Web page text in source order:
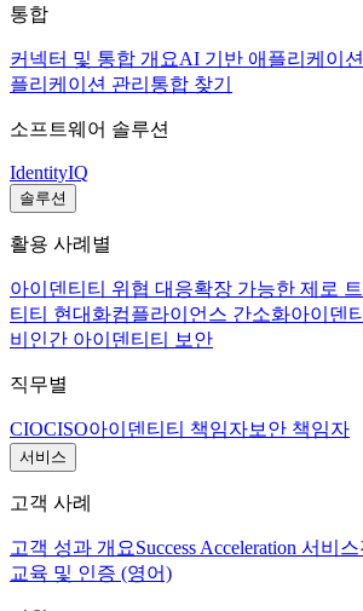
통합
커넥터 및 통합 개요AI 기반 애플리케이
플리케이션 관리 통합 찾기
소프트웨어 솔루션
IdentityIQ
솔루션
활용 사례별
아이덴티티 위협 대응확장 가능한 제로
티티 현대화컴플라이언스 간소화아이덴
비인간 아이덴티티 보안
직무별
CIOCISO아이덴티티 책임자보안 책임자
서비스
고객 사례
고객 성과 개요Success Acceleration 서비스
교육 및 인증 (영어)